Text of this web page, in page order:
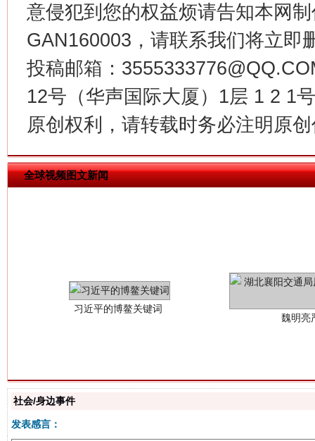
意侵犯到您的权益烦请告知本网
GAN160003，请联系我们将立即
投稿邮箱：
12号（华声国际大厦）1层 1 2 1
原创权利，请转载时务必注明原
全球视频图文新闻
在谋一域中谋全局
今
社会/身边事件
发表感言：